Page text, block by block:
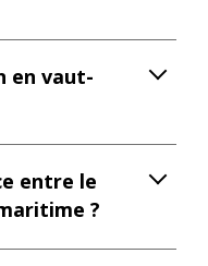
en vaut-
entre le
?